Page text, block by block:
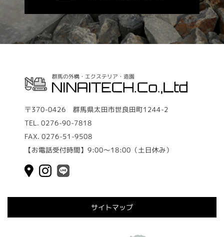
群馬の外構・エクステリア・造園
〒370-0426 群馬県太田市世良田町1244-2
TEL. 0276-90-7818
FAX.0276-51-9508
【お電話受付時間】9:00～18:00（土日休み）
サイトマップ